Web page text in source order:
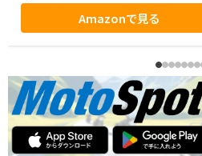
Amazonで見る